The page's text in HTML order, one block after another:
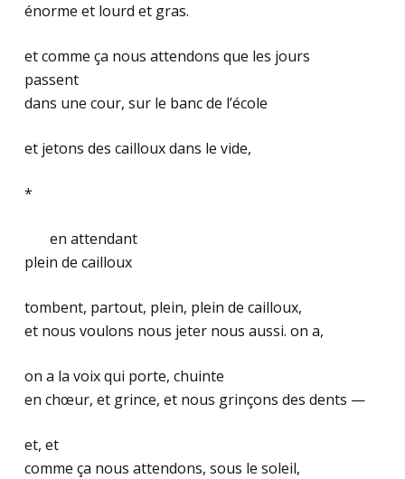
énorme et lourd et gras.
et comme ça nous attendons que les jours
passent
dans une cour, sur le banc de l’école
et jetons des cailloux dans le vide,
*
en attendant
plein de cailloux
tombent, partout, plein, plein de cailloux,
et nous voulons nous jeter nous aussi. on a,
on a la voix qui porte, chuinte
en chœur, et grince, et nous grinçons des dents —
et, et
comme ça nous attendons, sous le soleil,